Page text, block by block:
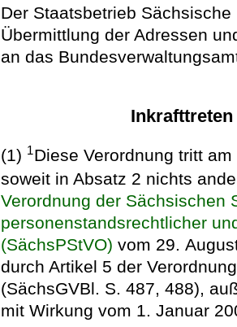
Der Staatsbetrieb
Übermittlung der Adressen
an das
(1) 1Diese Verordnung tritt
soweit in Absatz 2 nichts
Verordnung der Sächsischen
personenstandsrechtlicher
(SächsPStVO) vom 29.
durch Artikel 5 der
(SächsGVBl. S. 487, 488),
mit Wirkung vom 1. Januar